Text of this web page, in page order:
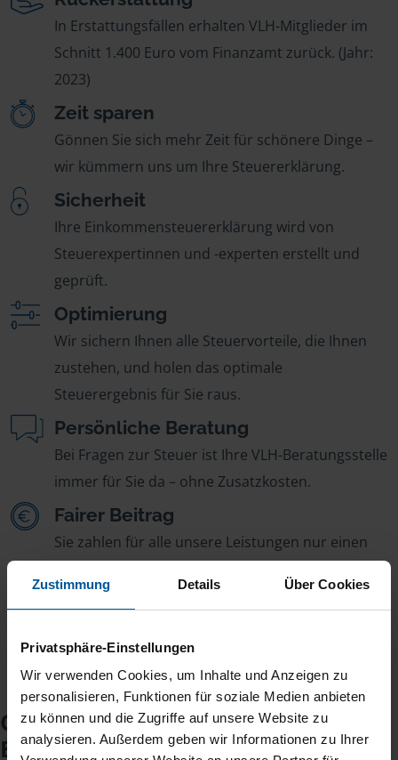
Zustimmung Details Über Cookies
Privatsphäre-Einstellungen
Wir verwenden Cookies, um Inhalte und Anzeigen zu
personalisieren, Funktionen für soziale Medien anbieten
zu können und die Zugriffe auf unsere Website zu
analysieren. Außerdem geben wir Informationen zu Ihrer
In Erstattungsfällen erhalten VLH-Mitglieder im
Schnitt 1.400 Euro vom Finanzamt zurück. (Jahr:
2023)
Zeit sparen
Gönnen Sie sich mehr Zeit für schönere Dinge –
wir kümmern uns um Ihre Steuererklärung.
Sicherheit
Ihre Einkommensteuererklärung wird von
Steuerexpertinnen und -experten erstellt und
geprüft.
Optimierung
Wir sichern Ihnen alle Steuervorteile, die Ihnen
zustehen, und holen das optimale
Steuerergebnis für Sie raus.
Persönliche Beratung
Bei Fragen zur Steuer ist Ihre VLH-Beratungsstelle
immer für Sie da – ohne Zusatzkosten.
Fairer Beitrag
Sie zahlen für alle unsere Leistungen nur einen
Jahreseinnahmen richtet.
Checkliste für Ihr
Beratungsgespräch